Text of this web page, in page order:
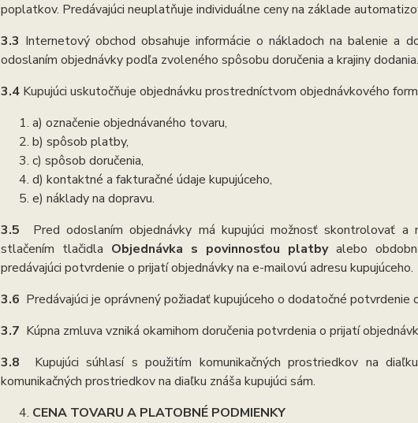
poplatkov. Predávajúci neuplatňuje individuálne ceny na základe
3.3 Internetový obchod obsahuje informácie o nákladoch na balenie a
odoslaním objednávky podľa zvoleného spôsobu doručenia a krajiny dodania.
3.4 Kupujúci uskutočňuje objednávku prostredníctvom objednávkového
a) označenie objednávaného tovaru,
b) spôsob platby,
c) spôsob doručenia,
d) kontaktné a fakturačné údaje kupujúceho,
e) náklady na dopravu.
3.5 Pred odoslaním objednávky má kupujúci možnosť skontrolovať
stlačením tlačidla Objednávka s povinnosťou platby alebo
predávajúci potvrdenie o prijatí objednávky na e-mailovú adresu kupujúceho.
3.6 Predávajúci je oprávnený požiadať kupujúceho o dodatočné potvrdenie
3.7 Kúpna zmluva vzniká okamihom doručenia potvrdenia o prijatí
3.8 Kupujúci súhlasí s použitím komunikačných prostriedkov na
komunikačných prostriedkov na diaľku znáša kupujúci sám.
CENA TOVARU A PLATOBNÉ PODMIENKY